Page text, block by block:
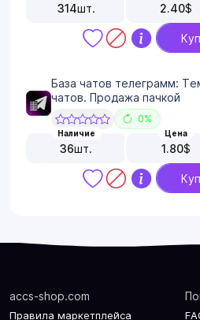
314шт. 2.40$
База чатов телеграмм:
чатов. Продажа пачкой
0%
Наличие
36шт.
Цена
1.80$
accs-shop.com
Правила маркетплейса